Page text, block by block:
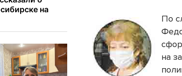
По
на